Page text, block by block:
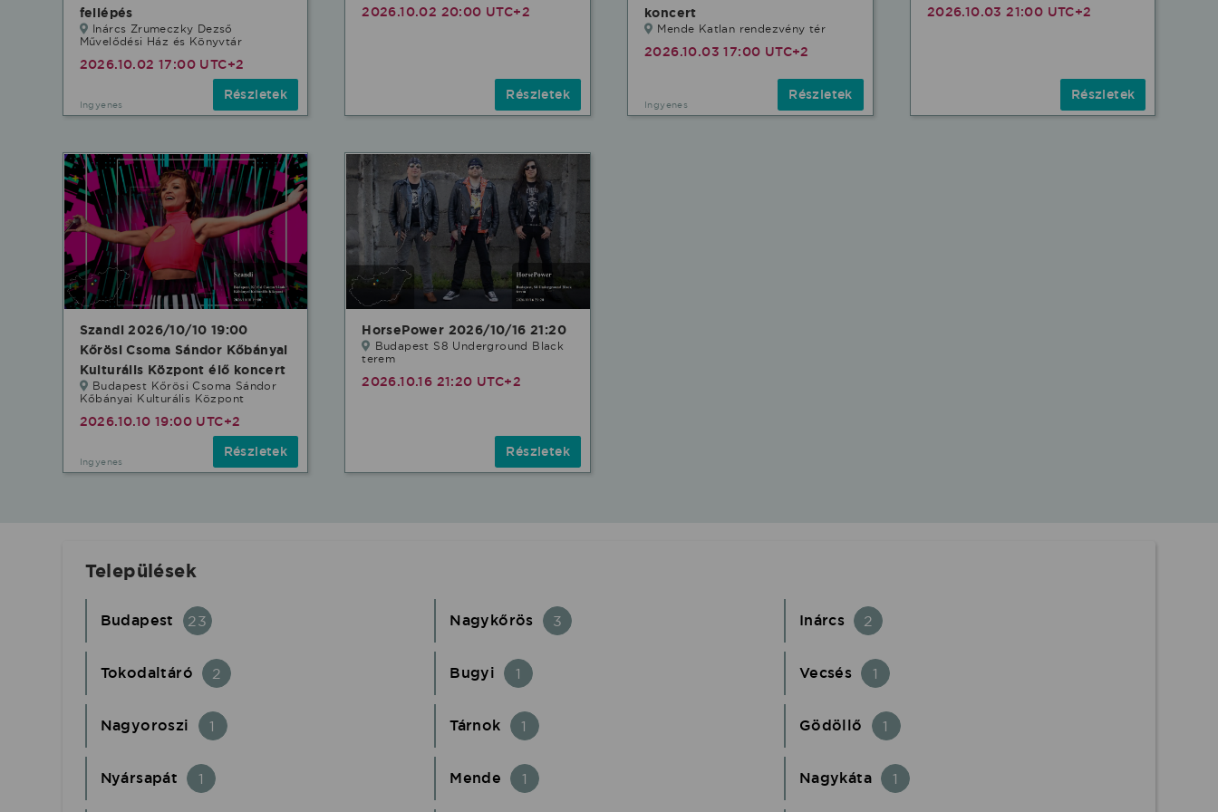
fellépés
Inárcs Zrumeczky Dezső
Művelődési Ház és Könyvtár
2026.10.02 17:00 UTC+2
Ingyenes
Részletek
2026.10.02 20:00 UTC+2
Részletek
koncert
Mende Katlan rendezvény tér
2026.10.03 17:00 UTC+2
Ingyenes
Részletek
2026.10.03 21:00 UTC+2
Részletek
Szandi 2026/10/10 19:00
Kőrösi Csoma Sándor Kőbányai
Kulturális Központ élő koncert
Budapest Kőrösi Csoma Sándor
Kőbányai Kulturális Központ
2026.10.10 19:00 UTC+2
Ingyenes
Részletek
HorsePower 2026/10/16 21:20
Budapest S8 Underground Black
terem
2026.10.16 21:20 UTC+2
Részletek
Települések
Budapest 23 Nagykőrös 3 Inárcs 2
Tokodaltáró 2 Bugyi 1 Vecsés 1
Nagyoroszi 1 Tárnok 1 Gödöllő 1
Nyársapát 1 Mende 1 Nagykáta 1